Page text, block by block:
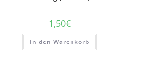
1,50€
In den Warenkorb